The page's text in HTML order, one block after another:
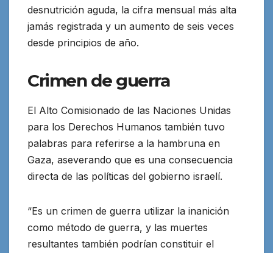
desnutrición aguda, la cifra mensual más alta
jamás registrada y un aumento de seis veces
desde principios de año.
Crimen de guerra
El Alto Comisionado de las Naciones Unidas
para los Derechos Humanos también tuvo
palabras para referirse a la hambruna en
Gaza, aseverando que es una consecuencia
directa de las políticas del gobierno israelí.
“Es un crimen de guerra utilizar la inanición
como método de guerra, y las muertes
resultantes también podrían constituir el